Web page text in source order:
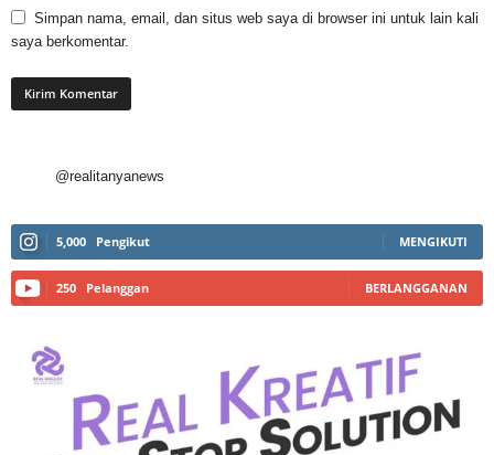
Simpan nama, email, dan situs web saya di browser ini untuk lain kali
saya berkomentar.
@realitanyanews
5,000 Pengikut MENGIKUTI
250 Pelanggan BERLANGGANAN